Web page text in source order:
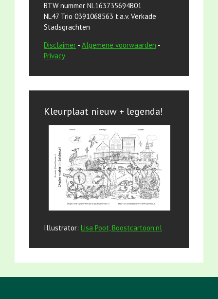
BTW nummer NL163735694B01
NL47 Trio 0391068563 t.a.v. Verkade
Stadsgrachten
Disclaimer - Algemene voorwaarden -
Privacy
Kleurplaat nieuw + legenda!
Illustrator: Lisa Poot, Boostcartoon.nl